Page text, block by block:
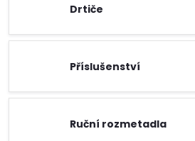
Drtiče
Příslušenství
Ruční rozmetadla